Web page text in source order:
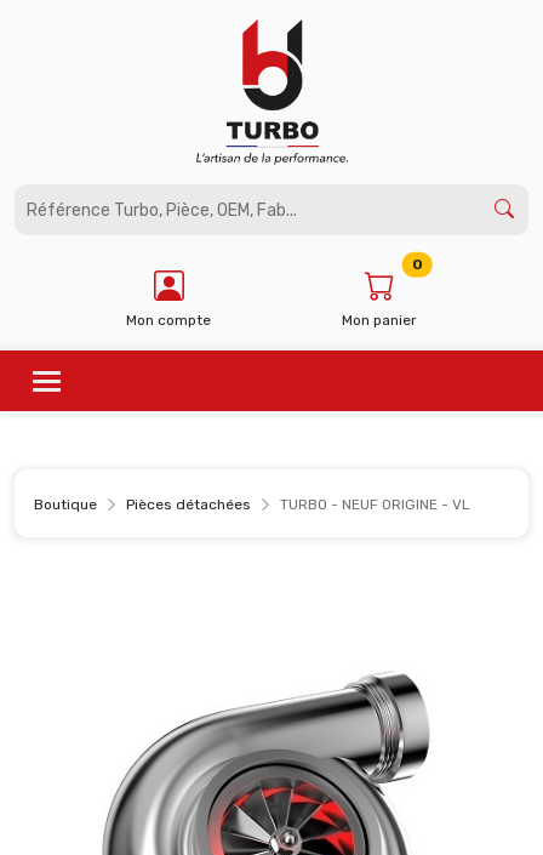
Mon compte Mon panier
0
Boutique Pièces détachées TURBO - NEUF ORIGINE - VL
Panneau de gestion des cookies